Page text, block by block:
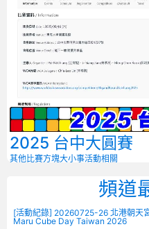
2025 台中大圓賽
其他比賽方塊大小事活動相關
頻道
[活動紀錄] 20260725-26 北港朝天
Maru Cube Day Taiwan 2026